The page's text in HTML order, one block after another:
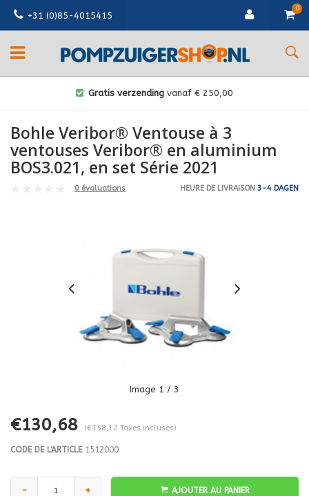
+31 (0)85-4015415
0
Gratis verzending vanaf € 250,00
Bohle Veribor® Ventouse à 3
ventouses Veribor® en aluminium
BOS3.021, en set Série 2021
0 évaluations HEURE DE LIVRAISON 3-4 DAGEN
Image 1 / 3
€130,68 (€158,12 Taxes incluses)
CODE DE L'ARTICLE1512000
- + AJOUTER AU PANIER